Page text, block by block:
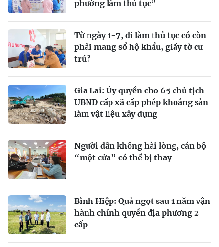
phường làm thủ tục”
Từ ngày 1-7, đi làm thủ tục có còn
phải mang sổ hộ khẩu, giấy tờ cư
trú?
Gia Lai: Ủy quyền cho 65 chủ tịch
UBND cấp xã cấp phép khoáng sản
làm vật liệu xây dựng
Người dân không hài lòng, cán bộ
“một cửa” có thể bị thay
Bình Hiệp: Quả ngọt sau 1 năm vận
hành chính quyền địa phương 2
cấp